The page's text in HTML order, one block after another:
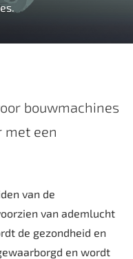
bouwmachines
met een
van de
van ademlucht
de gezondheid en
en wordt